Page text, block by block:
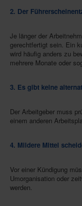
2. Der
Je länger der
gerechtfertigt sein. Ein
wird häufig anders zu
mehrere Monate oder
3. Es gibt keine
Der Arbeitgeber muss
einem anderen
4. Mildere Mittel
Vor einer Kündigung
Umorganisation oder
werden.